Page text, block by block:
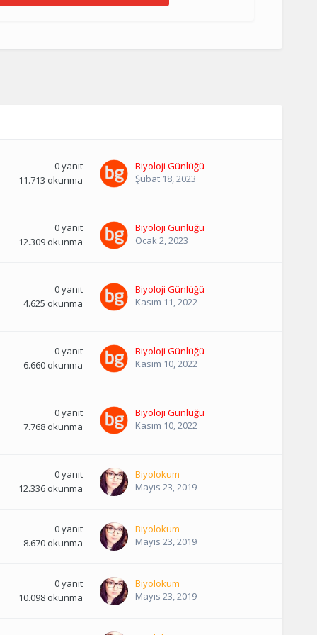
0yanıt
11.713 okunma
Biyoloji Günlüğü
Şubat 18, 2023
0yanıt
12.309 okunma
Biyoloji Günlüğü
Ocak 2, 2023
0yanıt
4.625 okunma
Biyoloji Günlüğü
Kasım 11, 2022
0yanıt
6.660 okunma
Biyoloji Günlüğü
Kasım 10, 2022
0yanıt
7.768 okunma
Biyoloji Günlüğü
Kasım 10, 2022
0yanıt
12.336 okunma
Biyolokum
Mayıs 23, 2019
0yanıt
8.670 okunma
Biyolokum
Mayıs 23, 2019
0yanıt
10.098 okunma
Biyolokum
Mayıs 23, 2019